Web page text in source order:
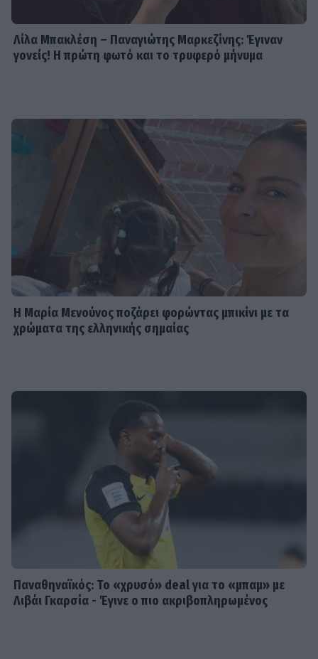
Λίλα Μπακλέση – Παναγιώτης Μαρκεζίνης: Έγιναν
γονείς! Η πρώτη φωτό και το τρυφερό μήνυμα
Η Μαρία Μενούνος ποζάρει φορώντας μπικίνι με τα
χρώματα της ελληνικής σημαίας
Παναθηναϊκός: Το «χρυσό» deal για το «μπαμ» με
Λιβάι Γκαρσία - Έγινε ο πιο ακριβοπληρωμένος